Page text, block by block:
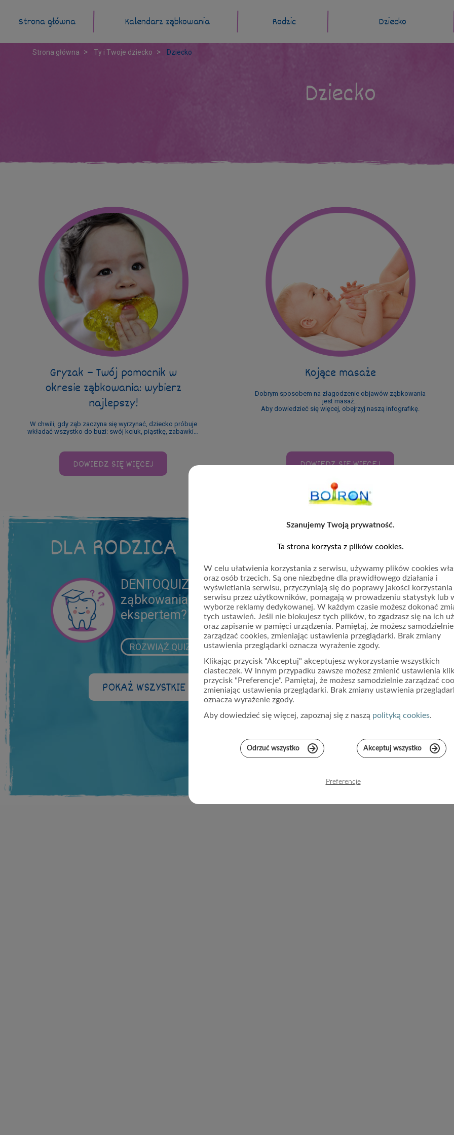
Strona główna Kalendarz ząbkowania Rodzic Dziecko
Strona główna Ty i Twoje dziecko Dziecko
Dziecko
Gryzak – Twój pomocnik w
okresie ząbkowania: wybierz
najlepszy!
W chwili, gdy ząb zaczyna się wyrzynać, dziecko próbuje
wkładać wszystko do buzi: swój kciuk, piąstkę, zabawki…
DOWIEDZ SIĘ WIĘCEJ
Kojące masaże
Dobrym sposobem na złagodzenie objawów ząbkowania
jest masaż..
Aby dowiedzieć się więcej, obejrzyj naszą infografikę.
DOWIEDZ SIĘ WIĘCEJ
DLA RODZICA
DENTOQUIZ: Czy w sprawie
ząbkowania jesteś
ekspertem?
ROZWIĄŻ QUIZ
POKAŻ WSZYSTKIE ARTYKUŁY
Szanujemy Twoją prywatność.
Ta strona korzysta z plików cookies.
W celu ułatwienia korzystania z serwisu, używamy plików cookies
oraz osób trzecich. Są one niezbędne dla prawidłowego działania i
wyświetlania serwisu, przyczyniają się do poprawy jakości korzystania
serwisu przez użytkowników, pomagają w prowadzeniu statystyk lub
wyborze reklamy dedykowanej. W każdym czasie możesz dokonać
tych ustawień. Jeśli nie blokujesz tych plików, to zgadzasz się na ich
oraz zapisanie w pamięci urządzenia. Pamiętaj, że możesz samodzielnie
zarządzać cookies, zmieniając ustawienia przeglądarki. Brak zmiany
ustawienia przeglądarki oznacza wyrażenie zgody.
Klikając przycisk "Akceptuj" akceptujesz wykorzystanie wszystkich
ciasteczek. W innym przypadku zawsze możesz zmienić ustawienia
przycisk "Preferencje". Pamiętaj, że możesz samodzielnie zarządzać
zmieniając ustawienia przeglądarki. Brak zmiany ustawienia
oznacza wyrażenie zgody.
Aby dowiedzieć się więcej, zapoznaj się z naszą polityką cookies.
Odrzuć wszystko Akceptuj wszystko
Preferencje